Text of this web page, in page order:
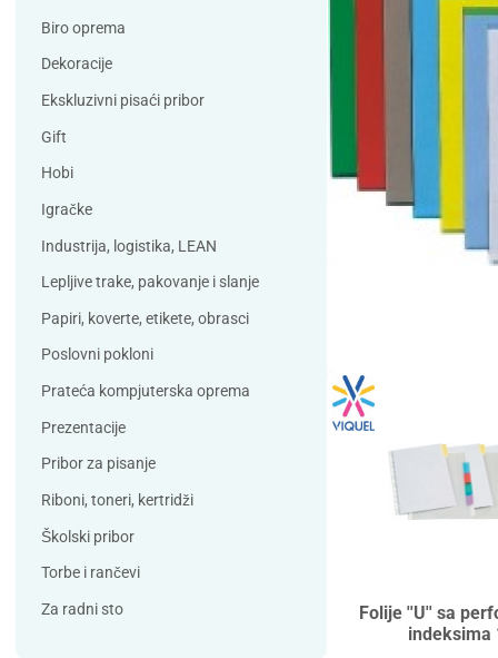
Bene
Bordlite
Carand'ache
Cleanrange
Debatin
Duracell
ELBA
Eleven
Elix Clean
Falken
Flieger
Fun Range
Han
Herma
HJP
Horse
Info Notes
Biro oprema
Dekoracije
Ekskluzivni pisaći pribor
Gift
Hobi
Igračke
Industrija, logistika, LEAN
Lepljive trake, pakovanje i slanje
Papiri, koverte, etikete, obrasci
Poslovni pokloni
Prateća kompjuterska oprema
Prezentacije
Pribor za pisanje
Riboni, toneri, kertridži
Školski pribor
Torbe i rančevi
Za radni sto
Folije ''U'' sa
indeksima